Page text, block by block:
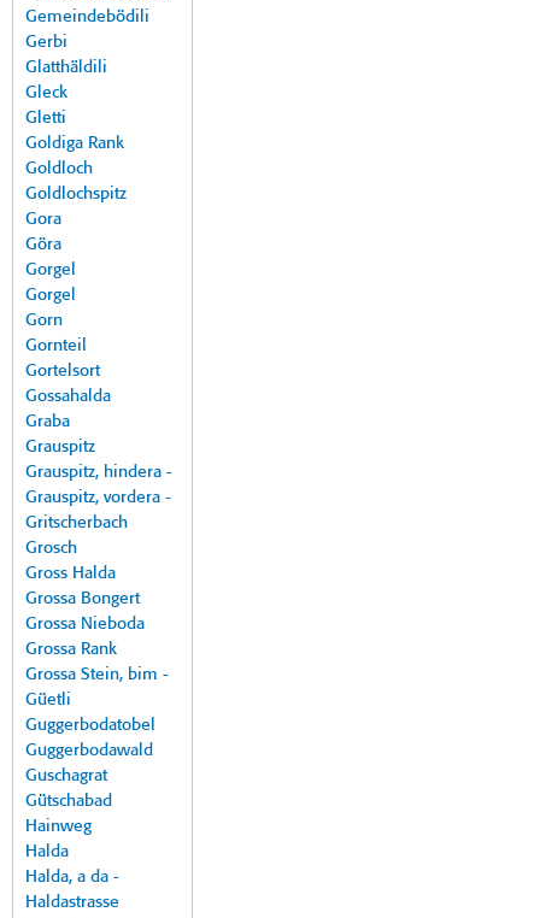
Gemeindebödili
Gerbi
Glatthäldili
Gleck
Gletti
Goldiga Rank
Goldloch
Goldlochspitz
Gora
Göra
Gorgel
Gorgel
Gorn
Gornteil
Gortelsort
Gossahalda
Graba
Grauspitz
Grauspitz, hindera -
Grauspitz, vordera -
Gritscherbach
Grosch
Gross Halda
Grossa Bongert
Grossa Nieboda
Grossa Rank
Grossa Stein, bim -
Güetli
Guggerbodatobel
Guggerbodawald
Guschagrat
Gütschabad
Hainweg
Halda
Halda, a da -
Haldastrasse